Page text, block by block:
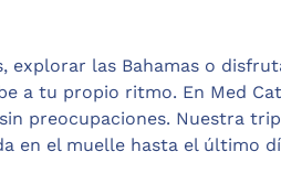
explorar las Bahamas o
a tu propio ritmo. En Med
preocupaciones. Nuestra
en el muelle hasta el último